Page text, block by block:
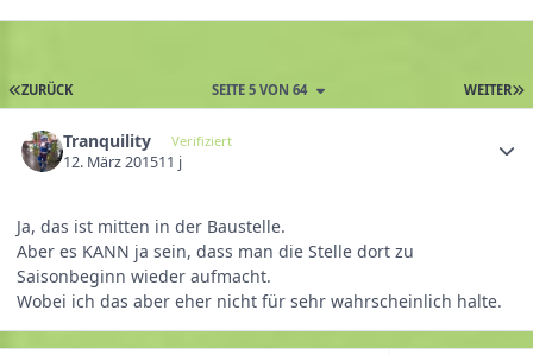
ZURÜCK WEITER
SEITE 5 VON 64
Tranquility Verifiziert
12. März 201511 j
Ja, das ist mitten in der Baustelle.
Aber es KANN ja sein, dass man die Stelle dort zu
Saisonbeginn wieder aufmacht.
Wobei ich das aber eher nicht für sehr wahrscheinlich halte.